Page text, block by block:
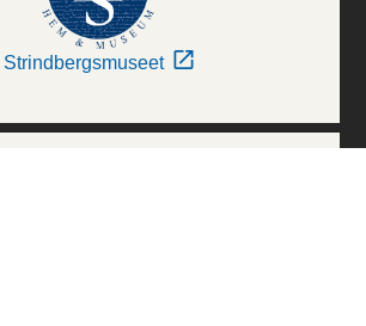
Strindbergsmuseet